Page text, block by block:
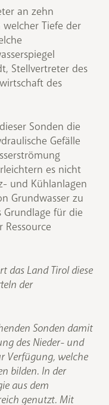
an zehn
Tiefe der
Stellvertreter des
des
Sonden die
Gefälle
es nicht
und Kühlanlagen
Grundwasser zu
Grundlage für die
das Land Tirol diese
der
Sonden damit
des Nieder- und
Verfügung, welche
bilden. In der
aus dem
genutzt. Mit